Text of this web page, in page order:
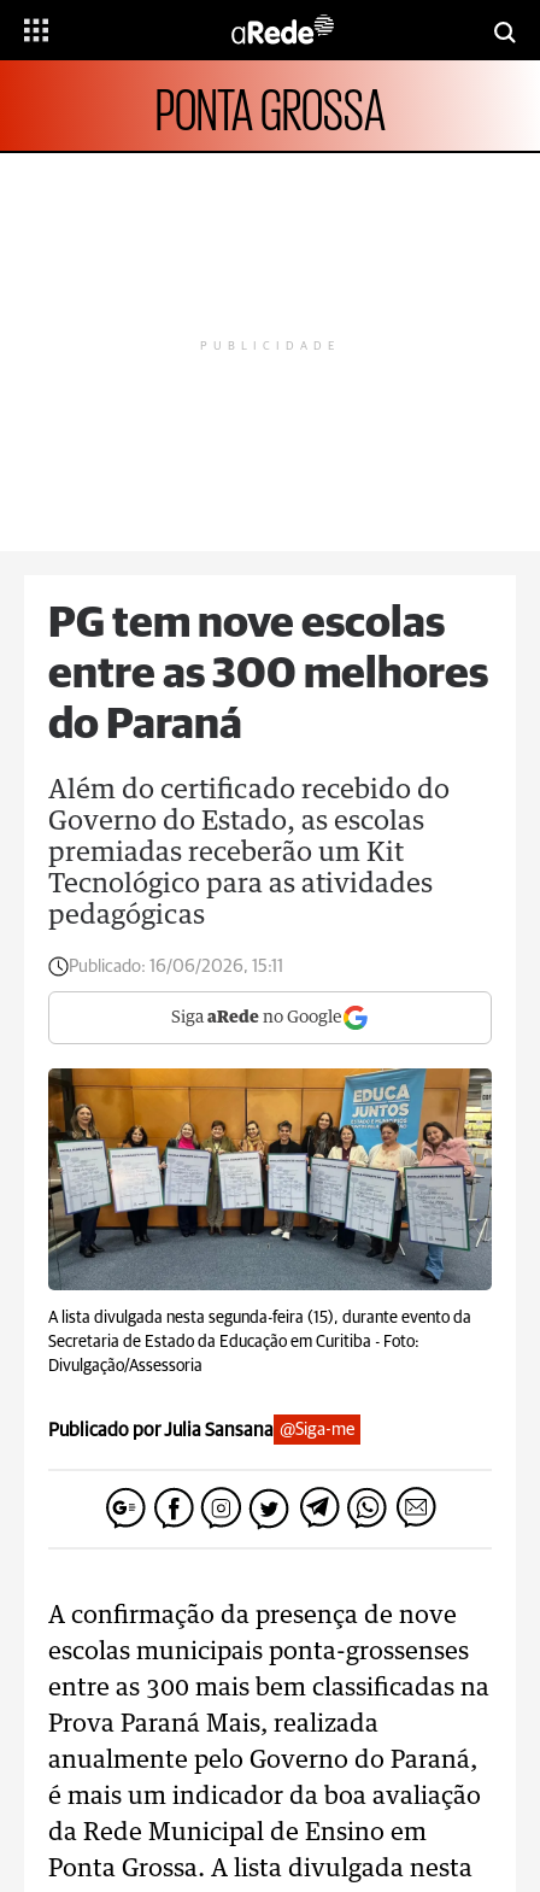
PONTA GROSSA
PUBLICIDADE
PG tem nove escolas
entre as 300 melhores
do Paraná
Além do certificado recebido do
Governo do Estado, as escolas
premiadas receberão um Kit
Tecnológico para as atividades
pedagógicas
Publicado: 16/06/2026, 15:11
Siga aRede no Google
A lista divulgada nesta segunda-feira (15), durante evento da
Secretaria de Estado da Educação em Curitiba - Foto:
Divulgação/Assessoria
Publicado por Julia Sansana @Siga-me
A confirmação da presença de nove
escolas municipais ponta-grossenses
entre as 300 mais bem classificadas na
Prova Paraná Mais, realizada
anualmente pelo Governo do Paraná,
é mais um indicador da boa avaliação
da Rede Municipal de Ensino em
Ponta Grossa. A lista divulgada nesta